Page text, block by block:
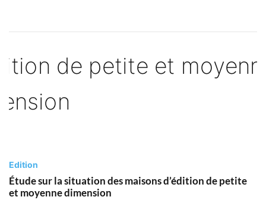
Edition
Étude sur la situation des maisons d’édition de petite
et moyenne dimension